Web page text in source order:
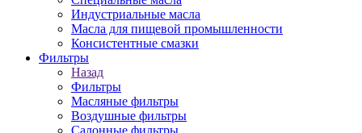
Индустриальные масла
Масла для пищевой промышленности
Консистентные смазки
Фильтры
Назад
Фильтры
Масляные фильтры
Воздушные фильтры
Салонные фильтры